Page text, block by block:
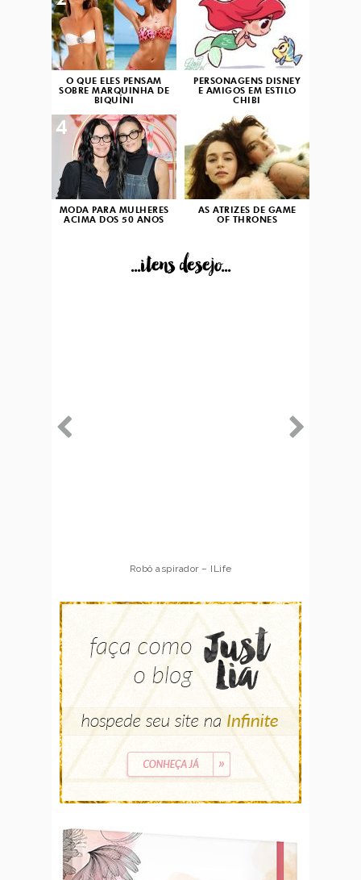
O QUE ELES PENSAM
SOBRE MARQUINHA DE
BIQUÍNI
PERSONAGENS DISNEY
E AMIGOS EM ESTILO
CHIBI
MODA PARA MULHERES
ACIMA DOS 50 ANOS
4
AS ATRIZES DE GAME
OF THRONES
...itens desejo...
Robô aspirador – ILife